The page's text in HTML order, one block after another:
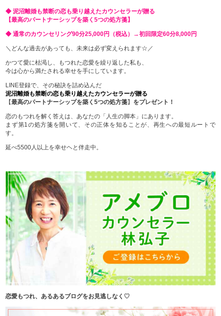
◆ 泥沼離婚も禁断の恋も乗り越えたカウンセラーが贈る
【最高のパートナーシップを築く5つの処方箋】
◆ 通常のカウンセリング90分25,000円（税込）→初回限定60分8,000円
＼どんな過去があっても、未来は必ず変えられます☆／
かつて愛に枯渇し、もつれた恋愛を繰り返した私も、
今は心から満たされる幸せを手にしています。
LINE登録で、その秘訣を詰め込んだ
泥沼離婚も禁断の恋も乗り越えたカウンセラーが贈る
【最高のパートナーシップを築く5つの処方箋】 をプレゼント！
恋のもつれを解く答えは、あなたの「人生の脚本」にあります。
まず第1の処方箋を開いて、その正体を知ることが、再生への最短ルートで
す。
延べ5500人以上を幸せヘと伴走中。
恋愛もつれ、あるあるブログをお見逃しなく♡